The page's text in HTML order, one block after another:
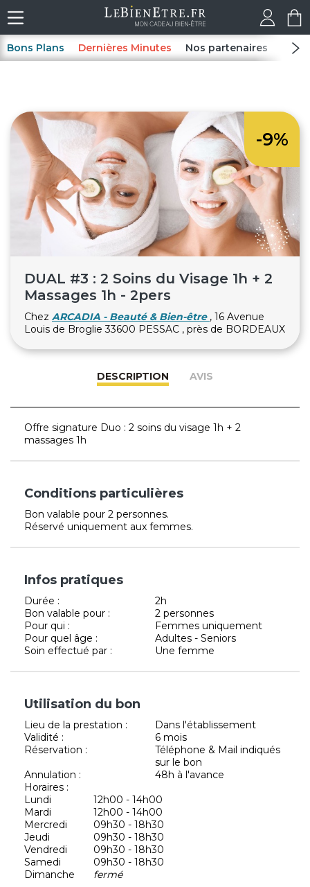
Bons Plans Dernières Minutes Nos partenaires Spas
-9%
DUAL #3 : 2 Soins du Visage 1h + 2
Massages 1h - 2pers
Chez ARCADIA - Beauté & Bien-être , 16 Avenue
Louis de Broglie 33600 PESSAC , près de BORDEAUX
DESCRIPTION AVIS
Offre signature Duo : 2 soins du visage 1h + 2
massages 1h
Conditions particulières
Bon valable pour 2 personnes.
Réservé uniquement aux femmes.
Infos pratiques
Durée :
2h
Bon valable pour :
2 personnes
Pour qui :
Femmes uniquement
Pour quel âge :
Adultes - Seniors
Soin effectué par :
Une femme
Utilisation du bon
Lieu de la prestation :
Dans l'établissement
Validité :
6 mois
Réservation :
Téléphone & Mail indiqués
sur le bon
Annulation :
48h à l'avance
Horaires :
Lundi
12h00 - 14h00
Mardi
12h00 - 14h00
Mercredi
09h30 - 18h30
Jeudi
09h30 - 18h30
Vendredi
09h30 - 18h30
Samedi
09h30 - 18h30
Dimanche
fermé